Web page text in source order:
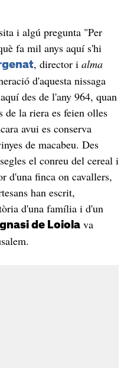
i algú pregunta "Per
fa mil anys aquí s'hi
, director i alma
d'aquesta nissaga
des de l'any 964, quan
de la riera es feien olles
avui es conserva
de macabeu. Des
el conreu del cereal i
d'una finca on cavallers,
han escrit,
d'una família i d'un
de Loiolava